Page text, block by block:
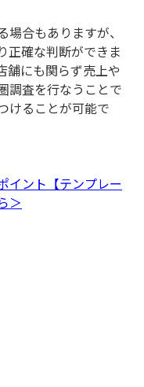
合もありますが、
正確な判断ができま
舗にも関らず売上や
調査を行なうことで
けることが可能で
イント【テンプレー
＞